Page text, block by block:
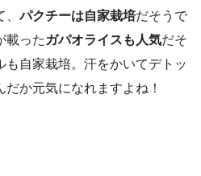
、パクチーは自家栽培だそうで
載った ガパオライスも人気だそ
も自家栽培。汗をかいてデトッ
か元気になれますよね！